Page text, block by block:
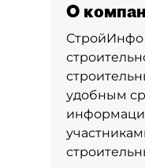
О
СтройИнфо
удобным